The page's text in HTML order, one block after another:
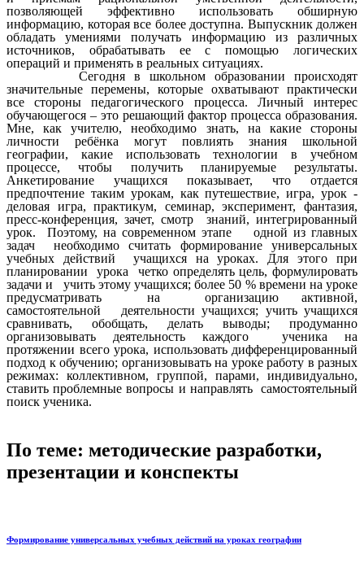
позволяющей эффективно использовать обширную
информацию, которая все более доступна. Выпускник должен
обладать умениями получать информацию из различных
источников, обрабатывать ее с помощью логических
операций и применять в реальных ситуациях.
Сегодня в школьном образовании происходят
значительные перемены, которые охватывают практически
все стороны педагогического процесса. Личный интерес
обучающегося – это решающий фактор процесса образования.
Мне, как учителю, необходимо знать, на какие стороны
личности ребёнка могут повлиять знания школьной
географии, какие использовать технологии в учебном
процессе, чтобы получить планируемые результаты.
Анкетирование учащихся показывает, что отдается
предпочтение таким урокам, как путешествие, игра, урок -
деловая игра, практикум, семинар, эксперимент, фантазия,
пресс-конференция, зачет, смотр знаний, интегрированный
урок. Поэтому, на современном этапе одной из главных
задач необходимо считать формирование универсальных
учебных действий учащихся на уроках. Для этого при
планировании урока четко определять цель, формулировать
задачи и учить этому учащихся; более 50 % времени на уроке
предусматривать на организацию активной,
самостоятельной деятельности учащихся; учить учащихся
сравнивать, обобщать, делать выводы; продуманно
организовывать деятельность каждого ученика на
протяжении всего урока, использовать дифференцированный
подход к обучению; организовывать на уроке работу в разных
режимах: коллективном, группой, парами, индивидуально,
ставить проблемные вопросы и направлять самостоятельный
поиск ученика.
По теме: методические разработки,
презентации и конспекты
Формирование универсальных учебных действий на уроках географии